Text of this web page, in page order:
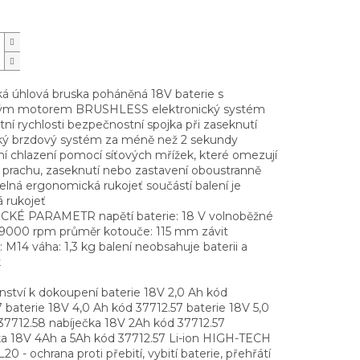
úhlová bruska poháněná 18V baterie s
motorem BRUSHLESS elektronický systém
rychlosti bezpečnostní spojka při zaseknutí
brzdový systém za méně než 2 sekundy
chlazení pomocí síťových mřížek, které omezují
zaseknutí nebo zastavení oboustranně
ergonomická rukojeť součástí balení je
rukojeť
PARAMETR napětí baterie: 18 V volnoběžné
rpm průměr kotouče: 115 mm závit
váha: 1,3 kg balení neobsahuje baterii a
k dokoupení baterie 18V 2,0 Ah kód
baterie 18V 4,0 Ah kód 37712.57 baterie 18V 5,0
nabíječka 18V 2Ah kód 37712.57
18V 4Ah a 5Ah kód 37712.57 Li-ion HIGH-TECH
- ochrana proti přebití, vybití baterie, přehřátí